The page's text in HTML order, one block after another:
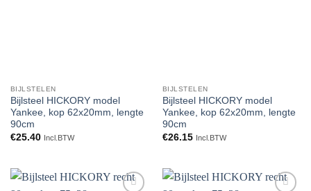
BIJLSTELEN
Bijlsteel HICKORY model
Yankee, kop 62x20mm, lengte
90cm
€25.40 Incl.BTW
BIJLSTELEN
Bijlsteel HICKORY model
Yankee, kop 62x20mm, lengte
90cm
€26.15 Incl.BTW